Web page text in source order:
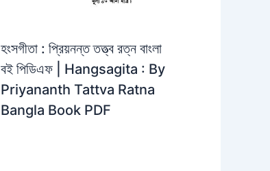
হংসগীতা : প্রিয়নন্ত তত্ত্ব রত্ন বাংলা
বই পিডিএফ | Hangsagita : By
Priyananth Tattva Ratna
Bangla Book PDF